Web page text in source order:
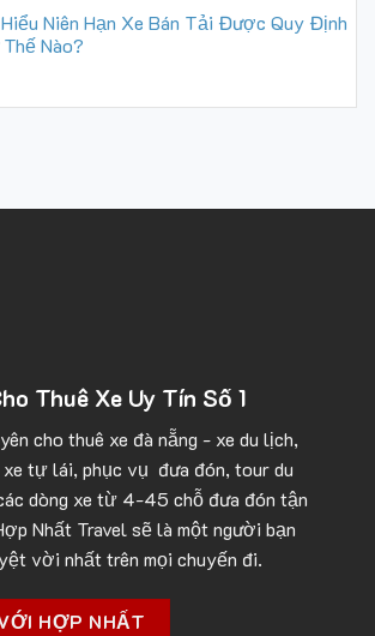
Niên Hạn Xe Bán Tải Được Quy Định
Nào?
Thuê Xe Uy Tín Số 1
cho thuê xe đà nẵng - xe du lịch,
xe tự lái, phục vụ đưa đón, tour du
dòng xe từ 4-45 chỗ đưa đón tận
Nhất Travel sẽ là một người bạn
vời nhất trên mọi chuyến đi.
HỢP NHẤT